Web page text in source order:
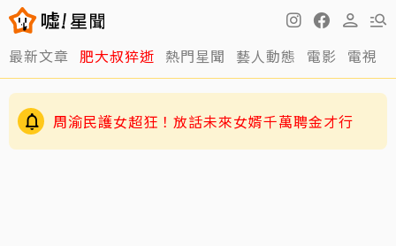
最新文章 肥大叔猝逝 熱門星聞 藝人動態 電影 電視
周渝民護女超狂！放話未來女婿千萬聘金才行